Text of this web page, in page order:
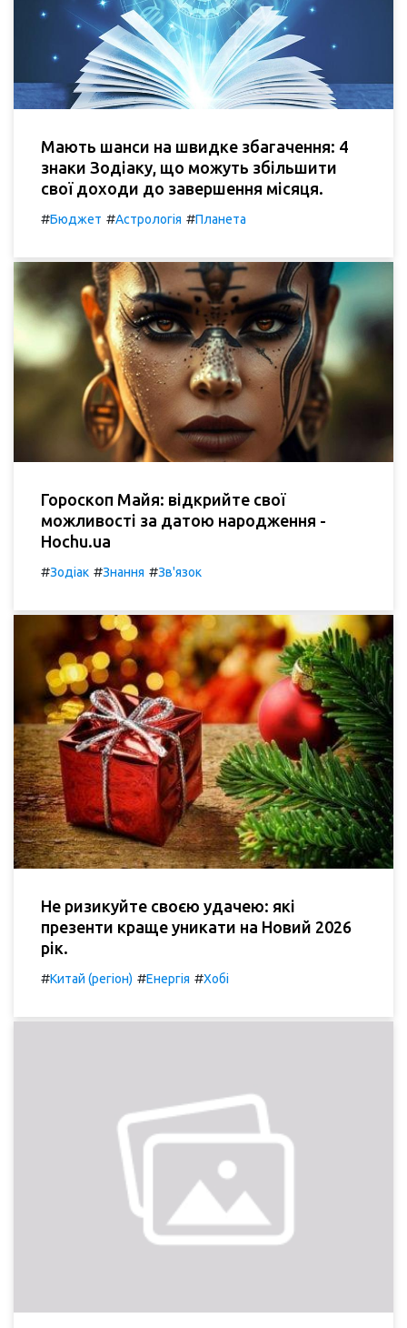
Мають шанси на швидке збагачення: 4
знаки Зодіаку, що можуть збільшити
свої доходи до завершення місяця.
#Бюджет #Астрологія #Планета
Гороскоп Майя: відкрийте свої
можливості за датою народження -
Hochu.ua
#Зодіак #Знання #Зв'язок
Не ризикуйте своєю удачею: які
презенти краще уникати на Новий 2026
рік.
#Китай (регіон) #Енергія #Хобі